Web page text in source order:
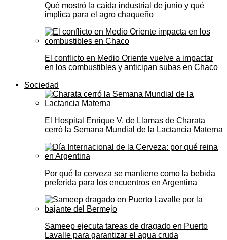
Qué mostró la caída industrial de junio y qué
implica para el agro chaqueño
El conflicto en Medio Oriente vuelve a impactar
en los combustibles y anticipan subas en Chaco
Sociedad
El Hospital Enrique V. de Llamas de Charata
cerró la Semana Mundial de la Lactancia Materna
Por qué la cerveza se mantiene como la bebida
preferida para los encuentros en Argentina
Sameep ejecuta tareas de dragado en Puerto
Lavalle para garantizar el agua cruda